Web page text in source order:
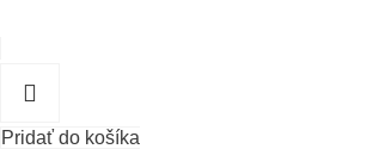
Pridať do košíka